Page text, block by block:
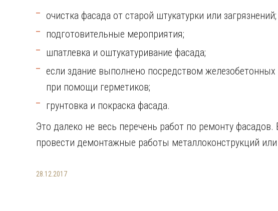
очистка фасада от старой штукатурки или загрязнений;
подготовительные мероприятия;
шпатлевка и оштукатуривание фасада;
если здание выполнено посредством
при помощи герметиков;
грунтовка и покраска фасада.
Это далеко не весь перечень работ по ремонту
провести демонтажные работы металлоконструкций или
28.12.2017